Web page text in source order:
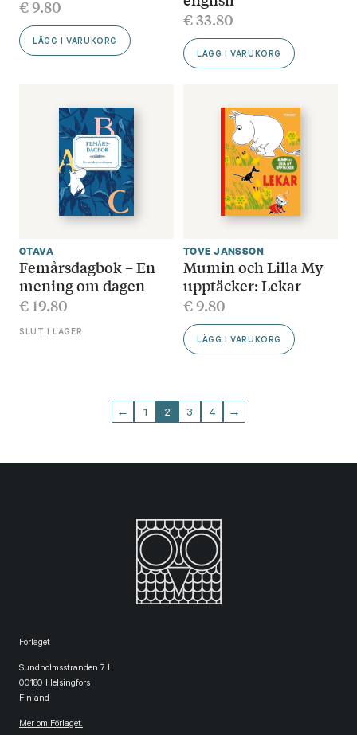
€9.80
LÄGG I VARUKORG
€33.80
LÄGG I VARUKORG
OTAVA
Femårsdagbok – En
mening om dagen
€19.80
SLUT I LAGER
TOVE JANSSON
Mumin och Lilla My
upptäcker: Lekar
€9.80
LÄGG I VARUKORG
← 1 2 3 4 →
Förlaget
Sundholmsstranden 7 L
00180 Helsingfors
Finland
Mer om Förlaget.